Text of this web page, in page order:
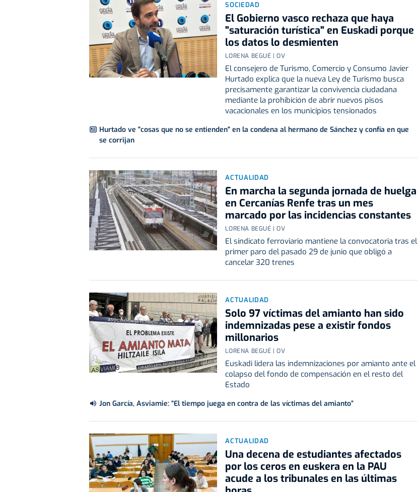
SOCIEDAD
El Gobierno vasco rechaza que haya
"saturación turística" en Euskadi porque
los datos lo desmienten
LORENA BEGUÉ | OV
El consejero de Turismo, Comercio y Consumo Javier
Hurtado explica que la nueva Ley de Turismo busca
precisamente garantizar la convivencia ciudadana
mediante la prohibición de abrir nuevos pisos
vacacionales en los municipios tensionados
Hurtado ve "cosas que no se entienden" en la condena al hermano de Sánchez y confía en que
se corrijan
ACTUALIDAD
En marcha la segunda jornada de huelga
en Cercanías Renfe tras un mes
marcado por las incidencias constantes
LORENA BEGUÉ | OV
El sindicato ferroviario mantiene la convocatoria tras el
primer paro del pasado 29 de junio que obligó a
cancelar 320 trenes
ACTUALIDAD
Solo 97 víctimas del amianto han sido
indemnizadas pese a existir fondos
millonarios
LORENA BEGUÉ | OV
Euskadi lidera las indemnizaciones por amianto ante el
colapso del fondo de compensación en el resto del
Estado
Jon García, Asviamie: “El tiempo juega en contra de las víctimas del amianto”
ACTUALIDAD
Una decena de estudiantes afectados
por los ceros en euskera en la PAU
acude a los tribunales en las últimas